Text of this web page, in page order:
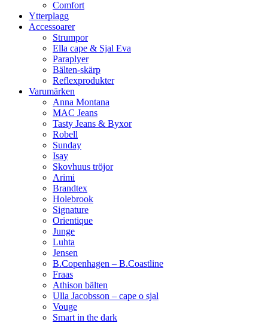
Comfort
Ytterplagg
Accessoarer
Strumpor
Ella cape & Sjal Eva
Paraplyer
Bälten-skärp
Reflexprodukter
Varumärken
Anna Montana
MAC Jeans
Tasty Jeans & Byxor
Robell
Sunday
Isay
Skovhuus tröjor
Arimi
Brandtex
Holebrook
Signature
Orientique
Junge
Luhta
Jensen
B.Copenhagen – B.Coastline
Fraas
Athison bälten
Ulla Jacobsson – cape o sjal
Vouge
Smart in the dark